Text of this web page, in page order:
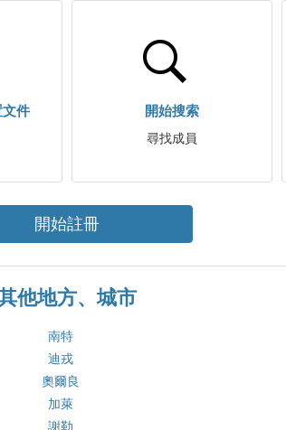
件 開始搜索
尋找成員
開始註冊
他地方、城市
南特
迪戎
奧爾良
加萊
謝勒